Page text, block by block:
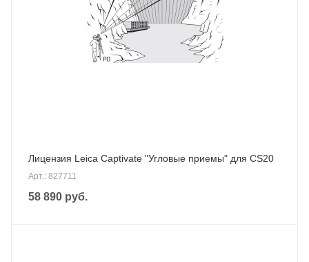
Лицензия Leica Captivate "Угловые приемы" для CS20
Арт.: 827711
58 890 руб.